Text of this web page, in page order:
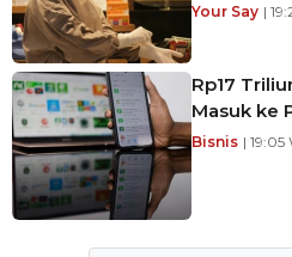
Your Say |
Rp17
Masuk ke
Bisnis | 19:05